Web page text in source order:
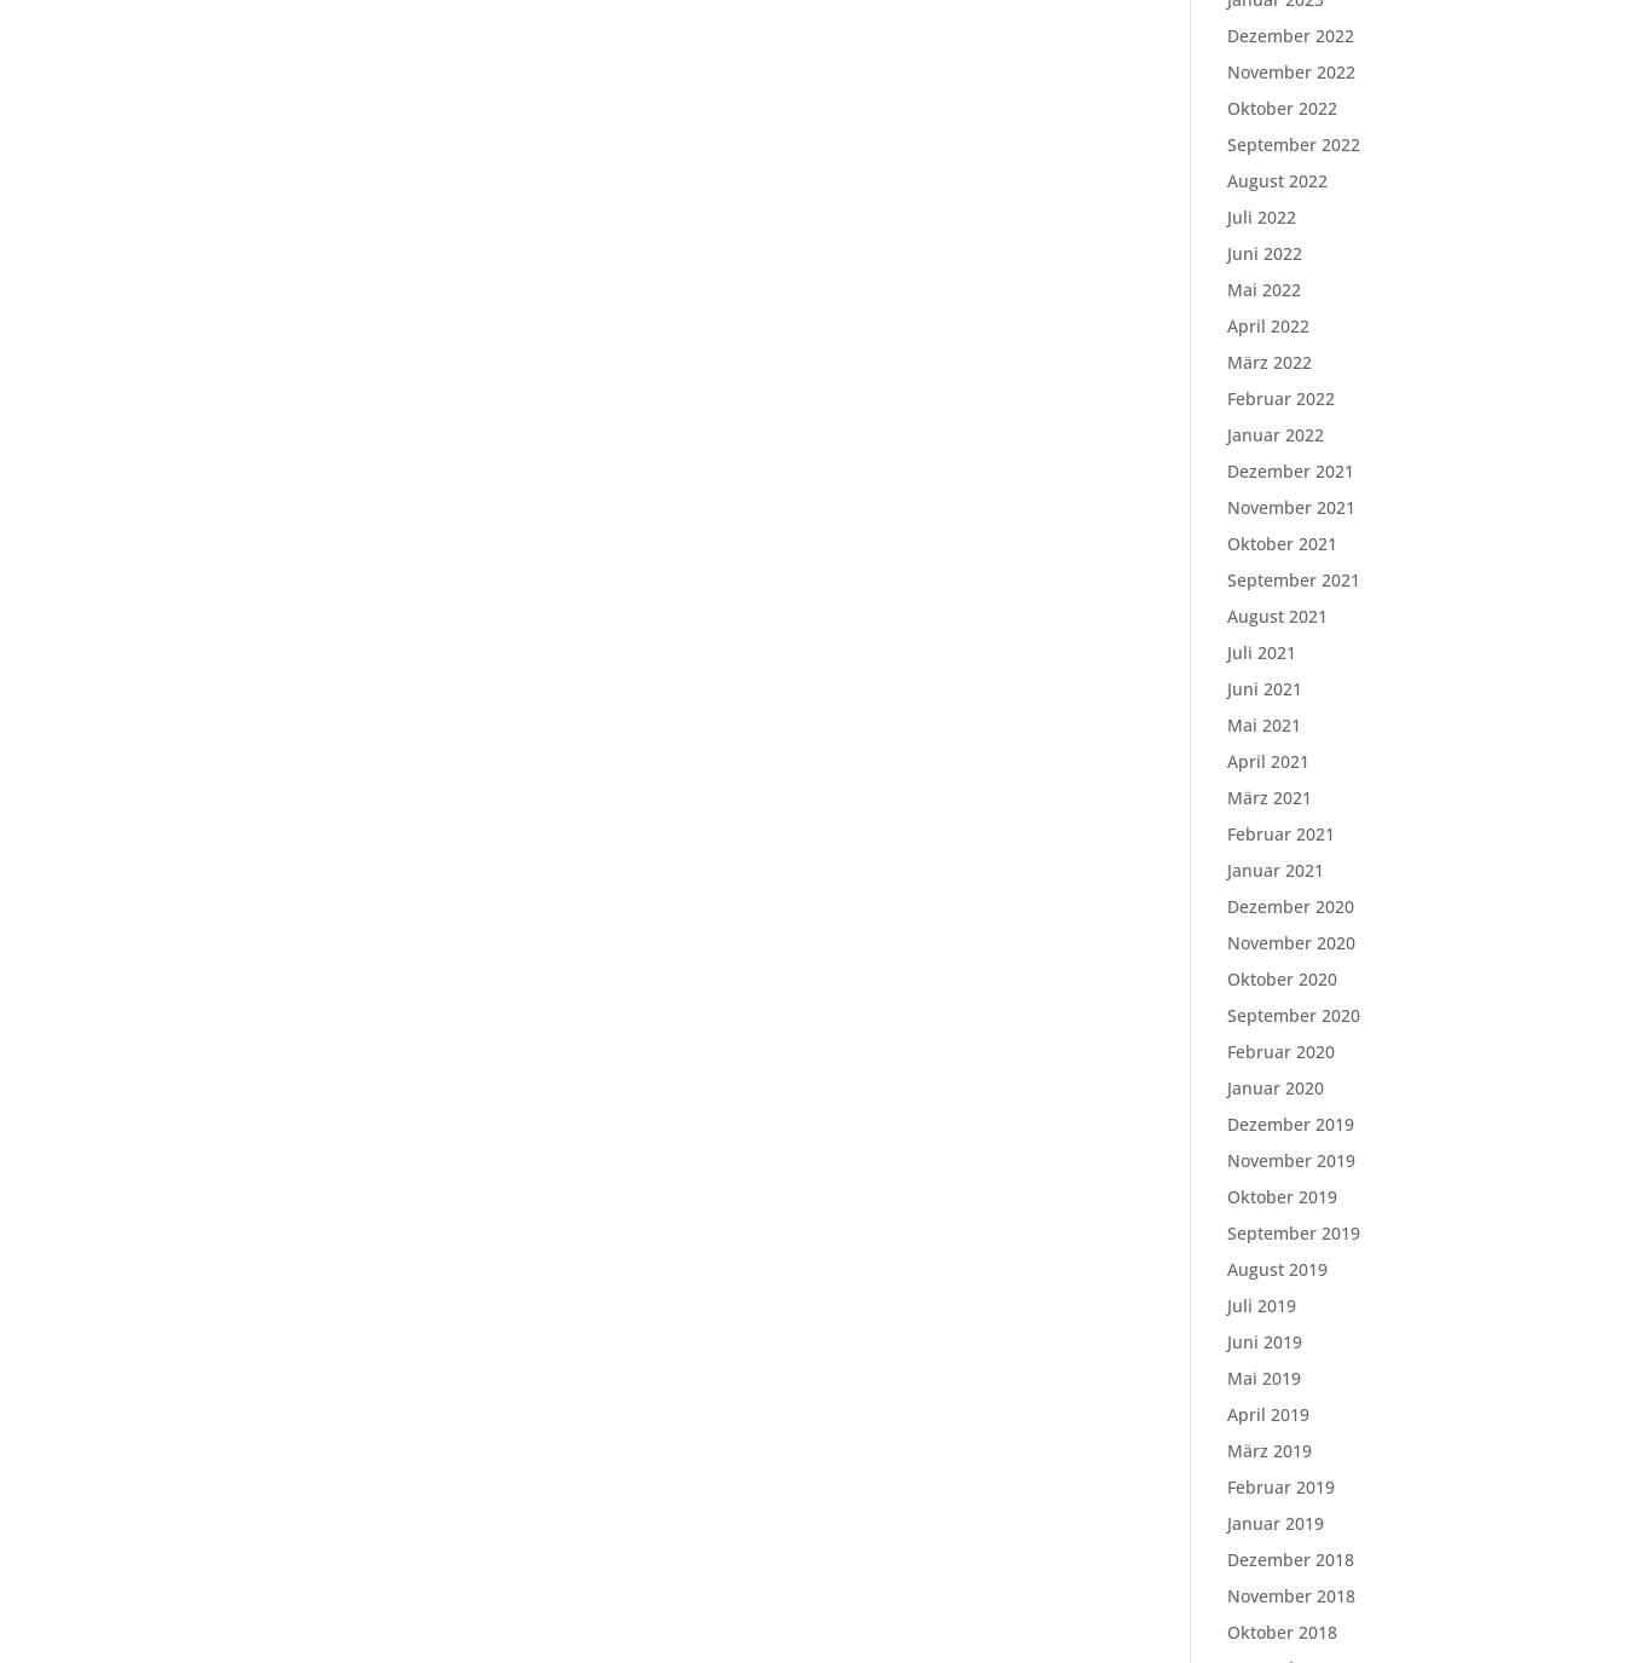
Dezember 2022
November 2022
Oktober 2022
September 2022
August 2022
Juli 2022
Juni 2022
Mai 2022
April 2022
März 2022
Februar 2022
Januar 2022
Dezember 2021
November 2021
Oktober 2021
September 2021
August 2021
Juli 2021
Juni 2021
Mai 2021
April 2021
März 2021
Februar 2021
Januar 2021
Dezember 2020
November 2020
Oktober 2020
September 2020
Februar 2020
Januar 2020
Dezember 2019
November 2019
Oktober 2019
September 2019
August 2019
Juli 2019
Juni 2019
Mai 2019
April 2019
März 2019
Februar 2019
Januar 2019
Dezember 2018
November 2018
Oktober 2018